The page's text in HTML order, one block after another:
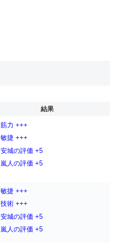
結果
筋力 +++
敏捷 +++
安城の評価 +5
嵐人の評価 +5
敏捷 +++
技術 +++
安城の評価 +5
嵐人の評価 +5